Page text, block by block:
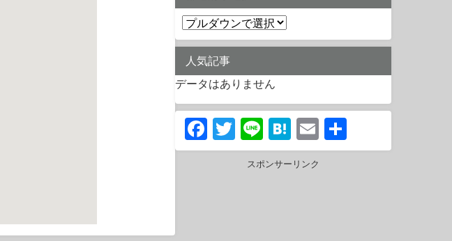
人気記事
データはありません
Facebook
Twitter
LineHatena
Email
有
スポンサーリンク